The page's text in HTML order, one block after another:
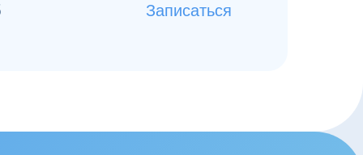
Записаться